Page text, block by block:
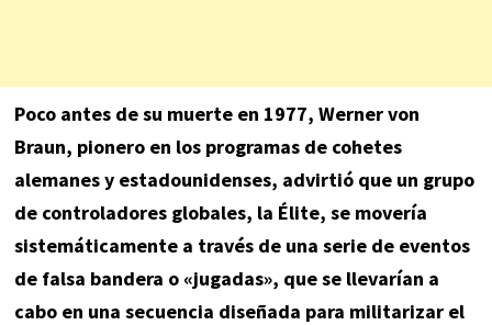
Poco antes de su muerte en 1977, Werner von
Braun, pionero en los programas de cohetes
alemanes y estadounidenses, advirtió que un grupo
de controladores globales, la Élite, se movería
sistemáticamente a través de una serie de eventos
de falsa bandera o «jugadas», que se llevarían a
cabo en una secuencia diseñada para militarizar el